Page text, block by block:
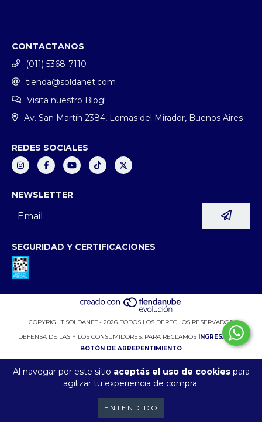
Al navegar por este sitio aceptás el uso de cookiespara
agilizar tu experiencia de compra.
ENTENDIDO
CONTACTANOS
(011) 5368-7110
tienda@soldanet.com
Visita nuestro Blog!
Av. San Martín 2384, Lomas del Mirador, Buenos Aires
REDES SOCIALES
NEWSLETTER
SEGURIDAD Y CERTIFICACIONES
COPYRIGHT SOLDANET - 2026. TODOS LOS DERECHOS RESERVADOS.
DEFENSA DE LAS Y LOS CONSUMIDORES. PARA RECLAMOS INGRESÁ ACÁ.
BOTÓN DE ARREPENTIMIENTO